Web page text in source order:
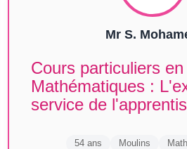
Mr S.
Cours particuliers en
Mathématiques :
service de
54 ans Moulins